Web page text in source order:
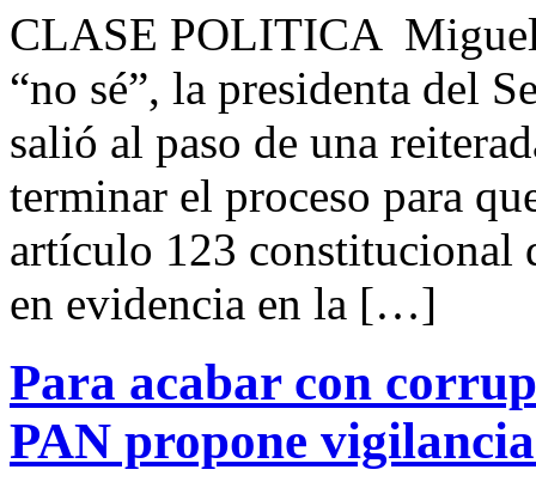
CLASE POLITICA
“no sé”, la presidenta del
salió al paso de una
terminar el proceso para
artículo 123 constitucional
en evidencia en la […]
Para acabar con
PAN propone